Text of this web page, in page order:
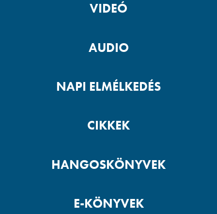
VIDEÓ
AUDIO
NAPI ELMÉLKEDÉS
CIKKEK
HANGOSKÖNYVEK
E-KÖNYVEK